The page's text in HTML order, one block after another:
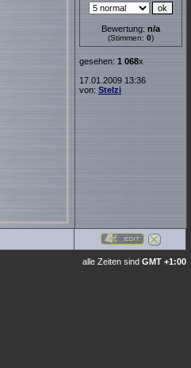
Bewertung: n/a
(Stimmen: 0)
gesehen: 1 068x
17.01.2009 13:36
von: Stelzi
alle Zeiten sind GMT +1:00